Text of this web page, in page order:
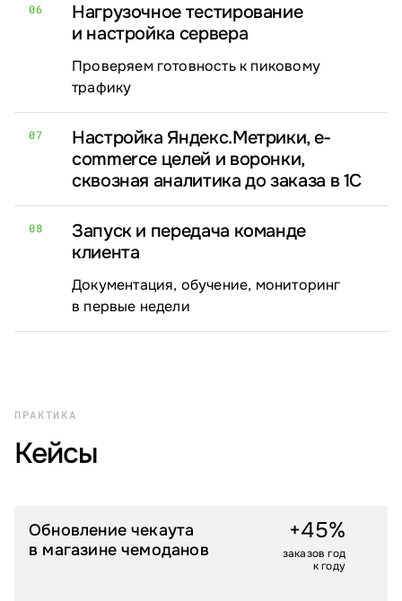
06
Нагрузочное тестирование
и настройка сервера
Проверяем готовность к пиковому
трафику
07
Настройка Яндекс.Метрики, e-
commerce целей и воронки,
сквозная аналитика до заказа в 1С
08
Запуск и передача команде
клиента
Документация, обучение, мониторинг
в первые недели
ПРАКТИКА
Кейсы
LIFESTYLE
Обновление чекаута
в магазине чемоданов
+45%
заказов год
к году